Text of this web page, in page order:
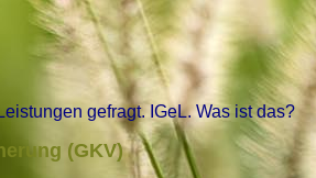
gefragt. IGeL. Was ist das?
(GKV)